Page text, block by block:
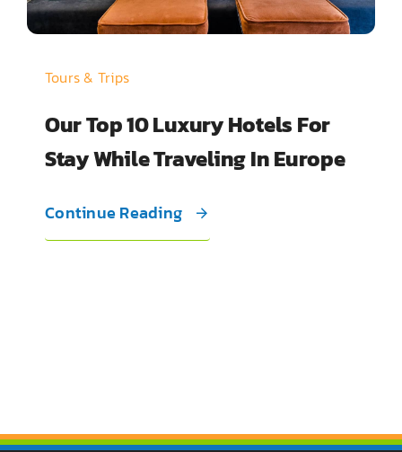
Tours & Trips
Our Top 10 Luxury Hotels For
Stay While Traveling In Europe
Continue Reading